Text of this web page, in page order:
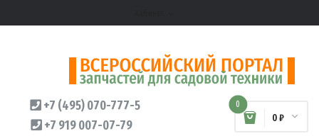
+7 (495) 070-777-5
+7 919 007-07-79
0
0 ₽